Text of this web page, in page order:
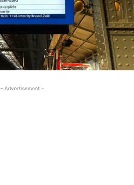
- Advertisement -